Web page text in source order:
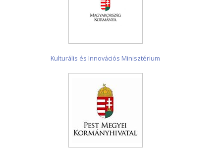
Kulturális és Innovációs Minisztérium